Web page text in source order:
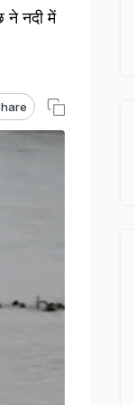
ने नदी में